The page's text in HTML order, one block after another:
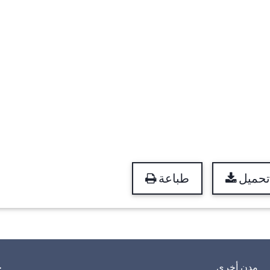
طباعة تحميل
مدن أخرى